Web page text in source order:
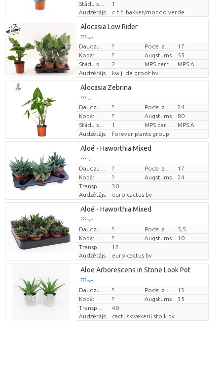
Stādu skaits/pods
1
Audzētājs
c.f.f. bakker/mondo verde
Alocasia Low Rider
??? -,--
Cena par vienību
?
17
Kopā:
? Augstums
55
Stādu skaits/pods
2 MPS cert.
MPS A
Audzētājs
kw j. de groot bv
Alocasia Zebrina
??? -,--
Cena par vienību
?
24
Kopā:
? Augstums
80
Stādu skaits/pods
1
MPS A
Audzētājs
forever plants group
Aloë - Haworthia Mixed
??? -,--
Cena par vienību
?
17
Kopā:
? Augstums
24
30
Audzētājs
euro cactus bv
Aloë - Haworthia Mixed
??? -,--
Cena par vienību
?
5,5
Kopā:
? Augstums
10
12
Audzētājs
euro cactus bv
Aloe Arborescens in Stone Look Pot
??? -,--
Cena par vienību
?
13
Kopā:
? Augstums
35
40
Audzētājs
cactuskwekerij stolk bv